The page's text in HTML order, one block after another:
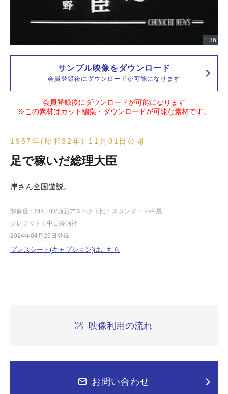
サンプル映像をダウンロード
会員登録後にダウンロードが可能になります
会員登録後にダウンロードが可能になります
※この素材はカット編集・ダウンロードが可能な素材です。
1957年(昭和32年) 11月01日公開
足で稼いだ総理大臣
岸さん全国遊説。
解像度：SD, HD/画面アスペクト比：スタンダード/白黒
クレジット：中日映画社
2024年04月26日登録
プレスシート(キャプション)はこちら
映像利用の流れ
お問い合わせ